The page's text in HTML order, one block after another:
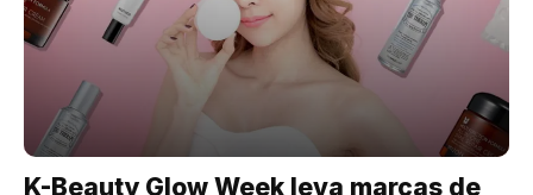
K-Beauty Glow Week leva marcas de